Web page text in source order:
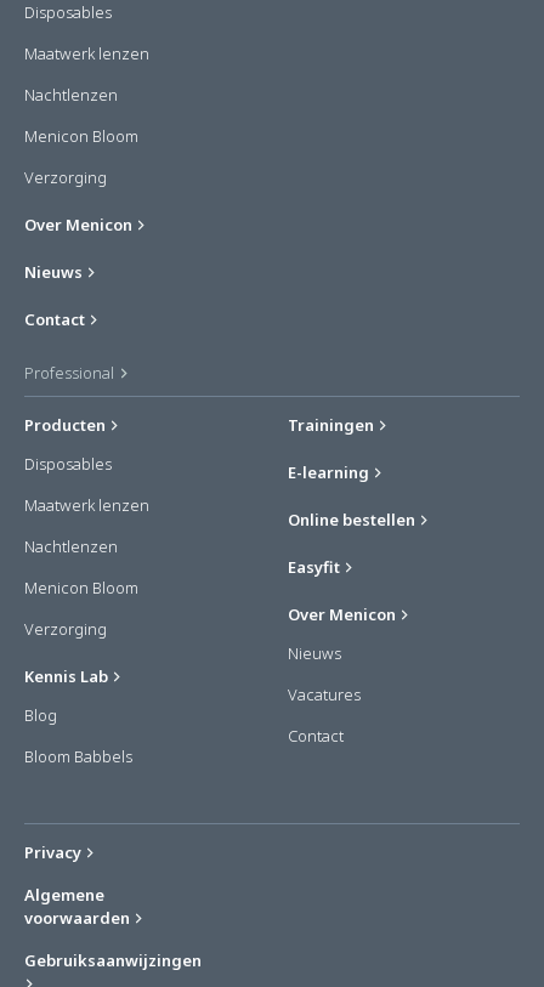
Disposables
Maatwerk lenzen
Nachtlenzen
Menicon Bloom
Verzorging
Over Menicon
Nieuws
Contact
Professional
Producten
Disposables
Maatwerk lenzen
Nachtlenzen
Menicon Bloom
Verzorging
Kennis Lab
Blog
Bloom Babbels
Trainingen
E-learning
Online bestellen
Easyfit
Over Menicon
Nieuws
Vacatures
Contact
Privacy
Algemene
voorwaarden
Gebruiksaanwijzingen